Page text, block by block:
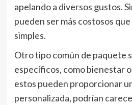
apelando a diversos gustos.
pueden ser más costosos
simples.
Otro tipo común de paquete
específicos, como bienestar
estos pueden proporcionar
personalizada, podrían